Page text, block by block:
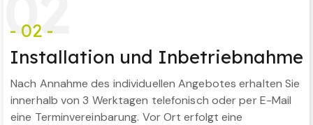
- 02 -
Installation und Inbetriebnahme
Nach Annahme des individuellen Angebotes erhalten Sie
innerhalb von 3 Werktagen telefonisch oder per E-Mail
eine Terminvereinbarung. Vor Ort erfolgt eine